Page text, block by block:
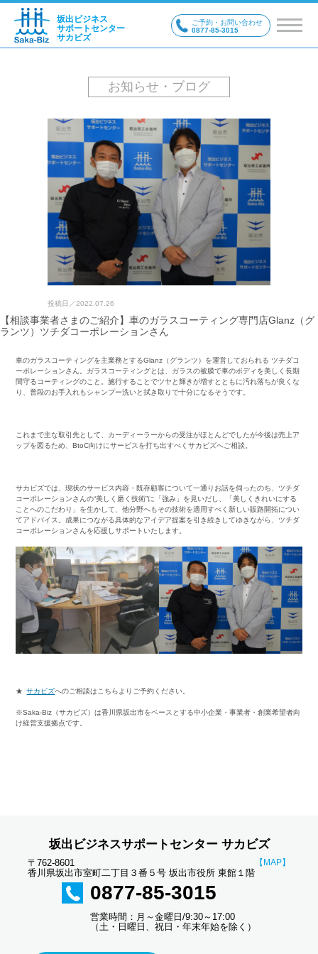
坂出ビジネス
サポートセンター
サカビズ
ご予約・お問い合わせ
0877-85-3015
お知らせ・ブログ
投稿日／2022.07.26
【相談事業者さまのご紹介】車のガラスコーティング専門店Glanz（グ
ランツ）ツチダコーポレーションさん
車のガラスコーティングを主業務とするGlanz（グランツ）を運営しておられる ツチダコ
ーポレーションさん。ガラスコーティングとは、ガラスの被膜で車のボディを美しく長期
間守るコーティングのこと。施行することでツヤと輝きが増すとともに汚れ落ちが良くな
り、普段のお手入れもシャンプー洗いと拭き取りで十分になるそうです。
これまで主な取引先として、カーディーラーからの受注がほとんどでしたが今後は売上ア
ップを図るため、BtoC向けにサービスを打ち出すべくサカビズへご相談。
サカビズでは、現状のサービス内容・既存顧客について一通りお話を伺ったのち、ツチダ
コーポレーションさんの“美しく磨く技術”に「強み」を見いだし、「美しくきれいにする
ことへのこだわり」を生かして、他分野へもその技術を適用すべく新しい販路開拓につい
てアドバイス。成果につながる具体的なアイデア提案を引き続きしてゆきながら、ツチダ
コーポレーションさんを応援しサポートいたします。
★ サカビズへのご相談はこちらよりご予約ください。
※Saka-Biz（サカビズ）は香川県坂出市をベースとする中小企業・事業者・創業希望者向
け経営支援拠点です。
坂出ビジネスサポートセンター サカビズ
〒762-8601
香川県坂出市室町二丁目３番５号 坂出市役所 東館１階
【MAP】
0877-85-3015
営業時間：月～金曜日/9:30～17:00
（土・日曜日、祝日・年末年始を除く）